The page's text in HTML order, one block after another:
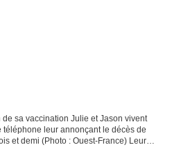
sa vaccination Julie et Jason vivent
téléphone leur annonçant le décès de
et demi (Photo : Ouest-France) Leur